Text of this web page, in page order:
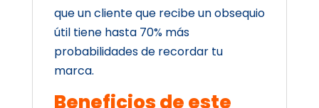
que un cliente que recibe un obsequio
útil tiene hasta 70% más
probabilidades de recordar tu
marca.
Beneficios de este